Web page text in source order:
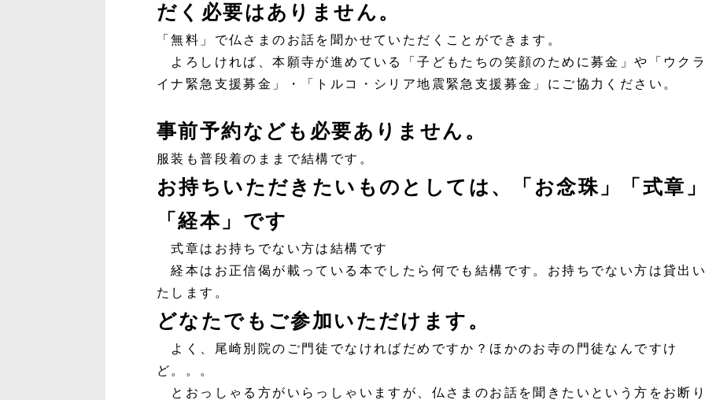
だく必要はありません。
「無料」で仏さまのお話を聞かせていただくことができます。
よろしければ、本願寺が進めている「子どもたちの笑顔のために募金」や「ウクラ
イナ緊急支援募金」・「トルコ・シリア地震緊急支援募金」にご協力ください。
事前予約なども必要ありません。
服装も普段着のままで結構です。
お持ちいただきたいものとしては、「お念珠」「式章」
「経本」です
式章はお持ちでない方は結構です
経本はお正信偈が載っている本でしたら何でも結構です。お持ちでない方は貸出い
たします。
どなたでもご参加いただけます。
よく、尾崎別院のご門徒でなければだめですか？ほかのお寺の門徒なんですけ
ど。。。
とおっしゃる方がいらっしゃいますが、仏さまのお話を聞きたいという方をお断り